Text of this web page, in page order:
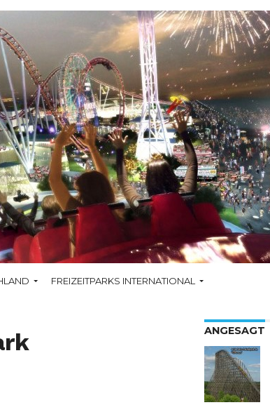
FREIZEITPARKS INTERNATIONAL
ANGESAGT